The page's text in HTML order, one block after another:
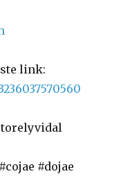
link:
#dojae